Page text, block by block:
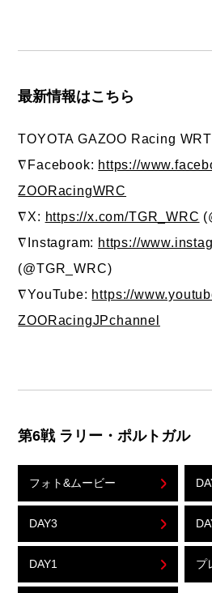
最新情報はこちら
TOYOTA GAZOO Racing
∇Facebook: https://
ZOORacingWRC
∇X: https://x.com/TGR_WRC
∇Instagram: https://
(@TGR_WRC)
∇YouTube: https://
ZOORacingJPchannel
第6戦 ラリー・ポルトガル
フォト&ムービー
DAY3
DAY1 プ